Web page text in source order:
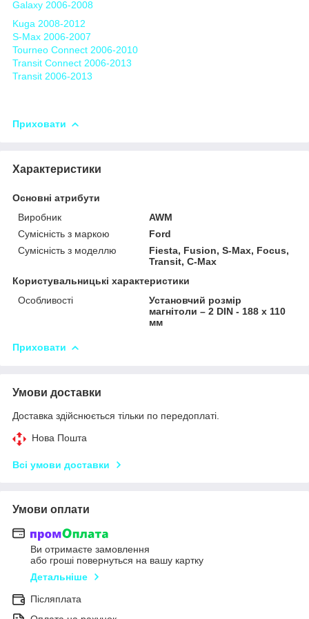
Galaxy 2006-2008
Kuga 2008-2012
S-Max 2006-2007
Tourneo Connect 2006-2010
Transit Connect 2006-2013
Transit 2006-2013
Приховати
Характеристики
Основні атрибути
Виробник
AWM
Сумісність з маркою
Ford
Сумісність з моделлю
Fiesta, Fusion, S-Max, Focus,
Transit, C-Max
Користувальницькі характеристики
Особливості
Установчий розмір
магнітоли – 2 DIN - 188 x 110
мм
Приховати
Умови доставки
Доставка здійснюється тільки по передоплаті.
Нова Пошта
Всі умови доставки
Умови оплати
Ви отримаєте замовлення
або гроші повернуться на вашу картку
Детальніше
Післяплата